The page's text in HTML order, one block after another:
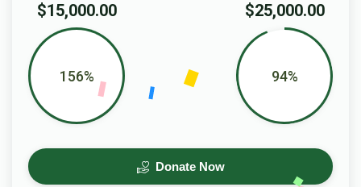
$25,000.00
94%
$15,000.00
156%
Donate Now